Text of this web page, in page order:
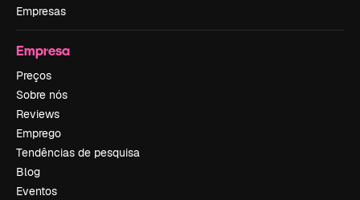
Empresas
Empresa
Preços
Sobre nós
Reviews
Emprego
Tendências de pesquisa
Blog
Eventos